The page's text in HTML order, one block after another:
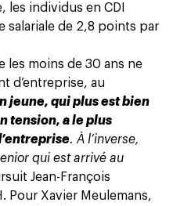
les individus en CDI
salariale de 2,8 points par
les moins de 30 ans ne
d’entreprise, au
n jeune, qui plus est bien
tension, a le plus
. À l’inverse,
qui est arrivé au
Jean-François
Pour Xavier Meulemans,